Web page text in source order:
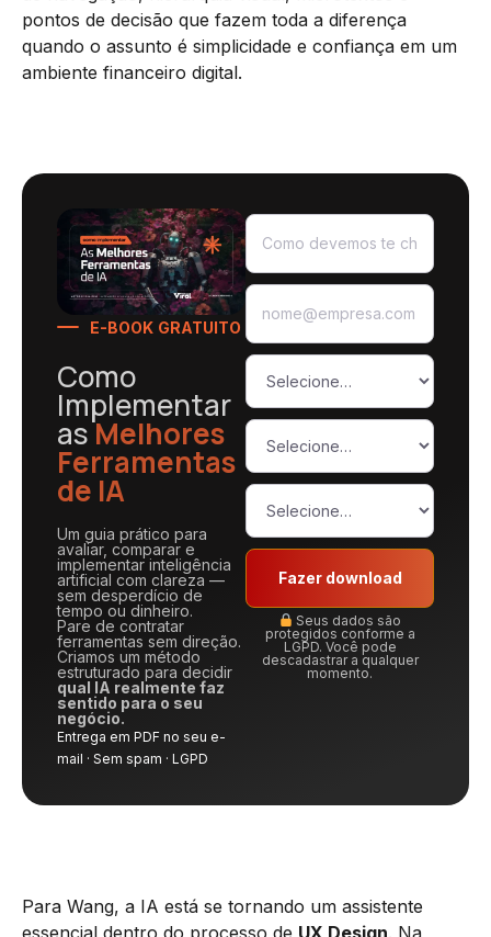
pontos de decisão que fazem toda a diferença
quando o assunto é simplicidade e confiança em um
ambiente financeiro digital.
E-BOOK GRATUITO
Como
Implementar
asMelhores
Ferramentas
de IA
Um guia prático para
avaliar, comparar e
implementar inteligência
artificial com clareza —
sem desperdício de
tempo ou dinheiro.
Pare de contratar
ferramentas sem direção.
Criamos um método
estruturado para decidir
qual IA realmente faz
sentido para o seu
negócio.
Entrega em PDF no seu e-
mail · Sem spam · LGPD
Fazer download
Seus dados são
protegidos conforme a
LGPD. Você pode
descadastrar a qualquer
momento.
Para Wang, a IA está se tornando um assistente
essencial dentro do processo de UX Design . Na